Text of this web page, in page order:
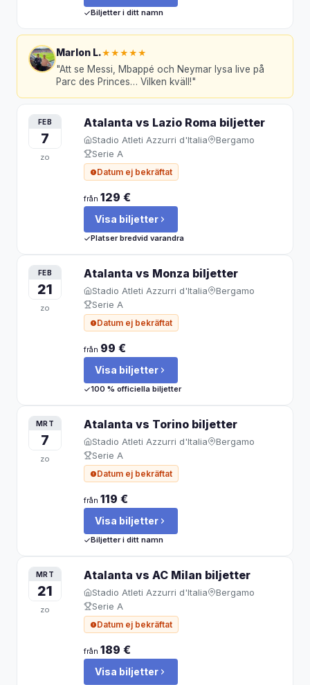
Biljetter i ditt namn
Marlon L.★★★★★
"Att se Messi, Mbappé och Neymar lysa live på
Parc des Princes… Vilken kväll!"
FEB
7
zo
Atalanta vs Lazio Roma biljetter
Stadio Atleti Azzurri d'Italia
Bergamo
Serie A
Datum ej bekräftat
från 129 €
Visa biljetter
Platser bredvid varandra
FEB
21
zo
Atalanta vs Monza biljetter
Stadio Atleti Azzurri d'Italia
Bergamo
Serie A
Datum ej bekräftat
från 99 €
Visa biljetter
100 % officiella biljetter
MRT
7
zo
Atalanta vs Torino biljetter
Stadio Atleti Azzurri d'Italia
Bergamo
Serie A
Datum ej bekräftat
från 119 €
Visa biljetter
Biljetter i ditt namn
MRT
21
zo
Atalanta vs AC Milan biljetter
Stadio Atleti Azzurri d'Italia
Bergamo
Serie A
Datum ej bekräftat
från 189 €
Visa biljetter